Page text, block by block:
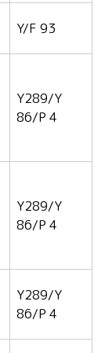
Y/F 93
Y289/Y
86/P 4
Y289/Y
86/P 4
Y289/Y
86/P 4